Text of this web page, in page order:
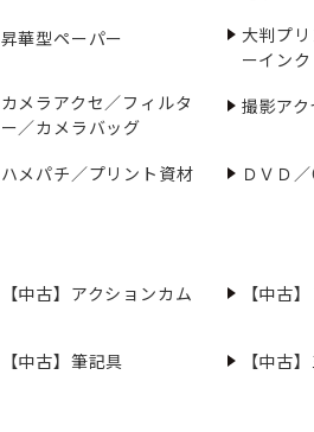
昇華型ペーパー
大判プ
ーインク
カメラアクセ／フィルタ
ー／カメラバッグ
撮影ア
ハメパチ／プリント資材 ＤＶＤ
【中古】アクションカム 【中古
【中古】筆記具 【中古